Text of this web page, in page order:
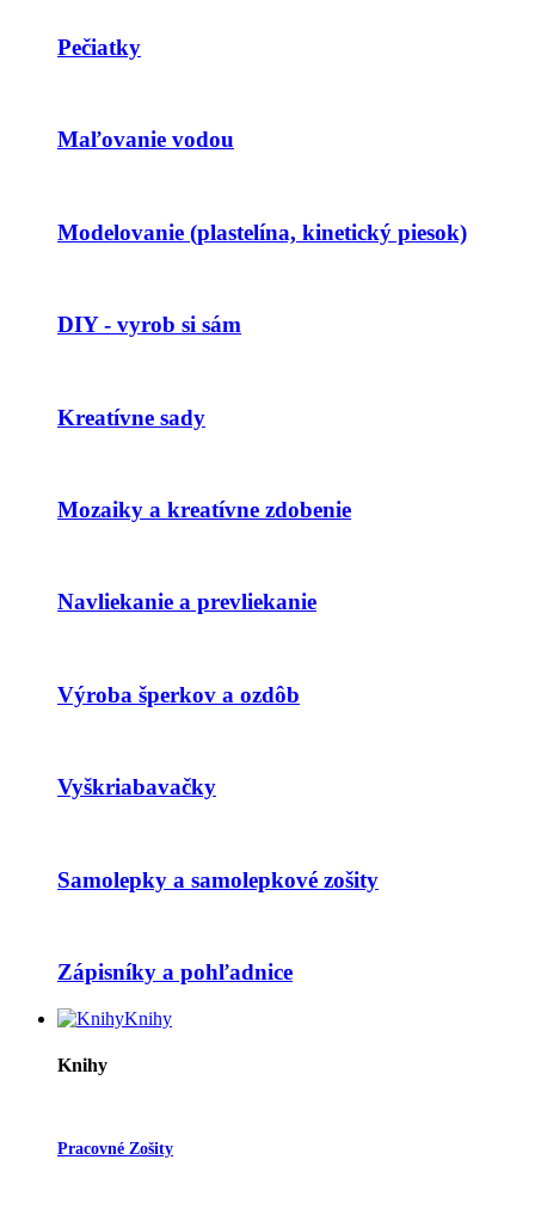
Pečiatky
Maľovanie vodou
Modelovanie (plastelína, kinetický piesok)
DIY - vyrob si sám
Kreatívne sady
Mozaiky a kreatívne zdobenie
Navliekanie a prevliekanie
Výroba šperkov a ozdôb
Vyškriabavačky
Samolepky a samolepkové zošity
Zápisníky a pohľadnice
Knihy
Knihy
Pracovné Zošity